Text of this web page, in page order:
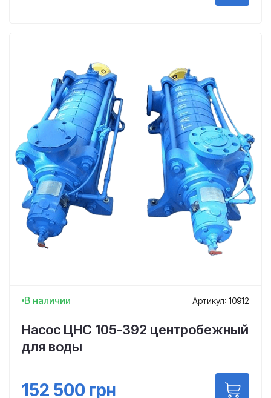
В наличии Артикул: 10912
Насос ЦНС 105-392 центробежный
для воды
152 500 грн